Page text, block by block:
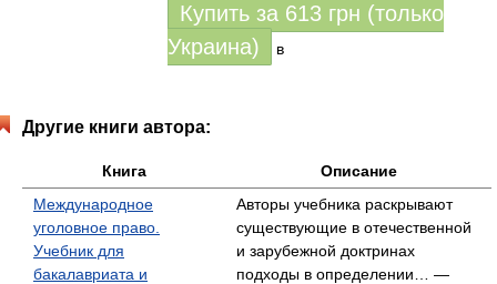
Купить за 613 грн (только
Украина)
в
Другие книги автора:
Книга
Описание
Международное
уголовное право.
Учебник для
бакалавриата и
Авторы учебника раскрывают
существующие в отечественной
и зарубежной доктринах
подходы в определении… —